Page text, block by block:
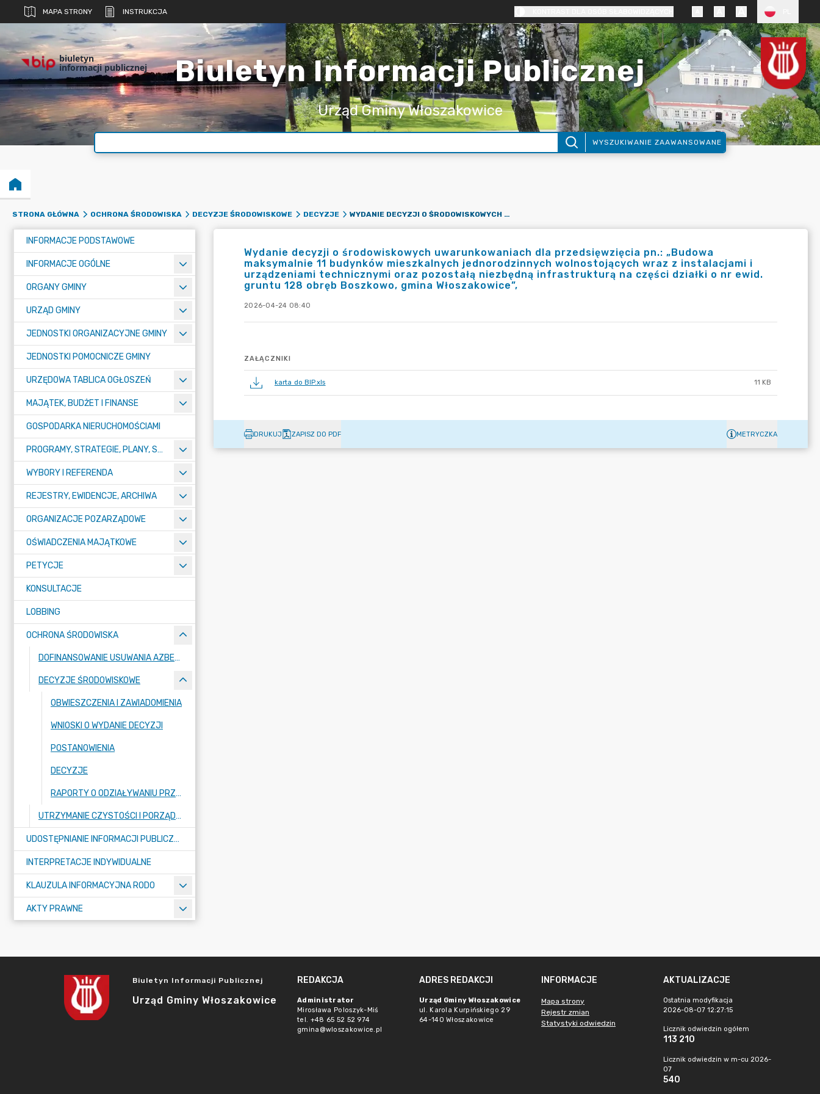
MAPA STRONY INSTRUKCJA
biuletyn
informacji publicznej Biuletyn Informacji Publicznej
Urząd Gminy Włoszakowice
WYSZUKIWANIE ZAAWANSOWANE
STRONA GŁÓWNA OCHRONA ŚRODOWISKA DECYZJE ŚRODOWISKOWE DECYZJE WYDANIE DECYZJI O ŚRODOWISKOWYCH UWARUNKOWANIACH DLA PRZEDSIĘWZIĘCIA PN.: „BUDOWA MAKSYMALNIE 11 BUDYNKÓW MIESZKALNYCH JEDNORODZINNYCH WOLNOSTOJĄCYCH WRAZ Z INSTALACJAMI I URZĄDZENIAMI TECHNICZNYMI ORAZ POZOSTAŁĄ NIEZBĘDNĄ INFRASTRUKTURĄ NA CZĘŚCI DZIAŁKI O NR EWID. GRUNTU 128 OBRĘB BOSZKOWO, GMINA WŁOSZAKOWICE”,
INFORMACJE PODSTAWOWE
INFORMACJE OGÓLNE
ORGANY GMINY
URZĄD GMINY
JEDNOSTKI ORGANIZACYJNE GMINY
JEDNOSTKI POMOCNICZE GMINY
URZĘDOWA TABLICA OGŁOSZEŃ
MAJĄTEK, BUDŻET I FINANSE
GOSPODARKA NIERUCHOMOŚCIAMI
PROGRAMY, STRATEGIE, PLANY, SPRAWOZDANIA I OPRACOWANIA
WYBORY I REFERENDA
REJESTRY, EWIDENCJE, ARCHIWA
ORGANIZACJE POZARZĄDOWE
OŚWIADCZENIA MAJĄTKOWE
PETYCJE
KONSULTACJE
LOBBING
OCHRONA ŚRODOWISKA
DOFINANSOWANIE USUWANIA AZBESTU
DECYZJE ŚRODOWISKOWE
OBWIESZCZENIA I ZAWIADOMIENIA
WNIOSKI O WYDANIE DECYZJI
POSTANOWIENIA
DECYZJE
RAPORTY O ODZIAŁYWANIU PRZEDSIĘWZIĘĆ NA ŚRODOWISKO
UTRZYMANIE CZYSTOŚCI I PORZĄDKU
UDOSTĘPNIANIE INFORMACJI PUBLICZNEJ
INTERPRETACJE INDYWIDUALNE
KLAUZULA INFORMACYJNA RODO
AKTY PRAWNE
Wydanie decyzji o środowiskowych uwarunkowaniach dla przedsięwzięcia pn.: „Budowa
maksymalnie 11 budynków mieszkalnych jednorodzinnych wolnostojących wraz z instalacjami i
urządzeniami technicznymi oraz pozostałą niezbędną infrastrukturą na części działki o nr ewid.
gruntu 128 obręb Boszkowo, gmina Włoszakowice”,
2026-04-24 08:40
ZAŁĄCZNIKI
karta do BIP.xls 11 KB
DRUKUJ ZAPISZ DO PDF METRYCZKA
Biuletyn Informacji Publicznej
Urząd Gminy Włoszakowice
REDAKCJA
Administrator
Mirosława Poloszyk-Miś
tel. +48 65 52 52 974
gmina@wloszakowice.pl
ADRES REDAKCJI
Urząd Gminy Włoszakowice
ul. Karola Kurpińskiego 29
64-140 Włoszakowice
INFORMACJE
Mapa strony
Rejestr zmian
Statystyki odwiedzin
AKTUALIZACJE
Ostatnia modyfikacja
2026-08-07 12:27:15
Licznik odwiedzin ogółem
113 210
Licznik odwiedzin w m-cu 2026-
07
540